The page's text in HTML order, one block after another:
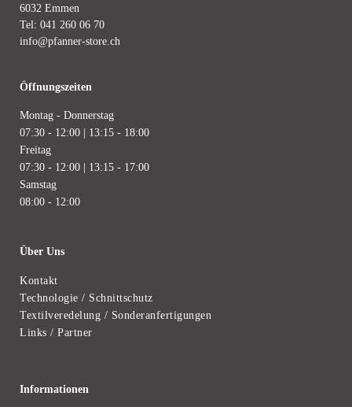
6032 Emmen
Tel: 041 260 06 70
info@pfanner-store.ch
Öffnungszeiten
Montag - Donnerstag
07:30 - 12:00 | 13:15 - 18:00
Freitag
07:30 - 12:00 | 13:15 - 17:00
Samstag
08:00 - 12:00
Über Uns
Kontakt
Technologie / Schnittschutz
Textilveredelung / Sonderanfertigungen
Links / Partner
Informationen